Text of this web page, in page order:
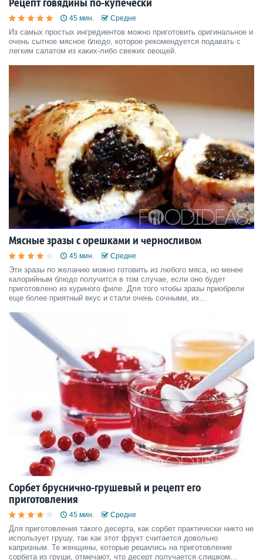
Рецепт говядины по-купечески
45 мин. Средне
Из самых простых ингредиентов можно приготовить оригинальное и
очень сытное мясное блюдо, которое рекомендуется подавать с
легким салатом из каких-либо свежих овощей.
Мясные зразы с орешками и черносливом
45 мин. Средне
Эти зразы по желанию можно готовить из любого мяса, но менее
калорийным блюдо получится в том случае, если оно будет
приготовлено из куриного филе. Для того чтобы зразы приобрели
еще более приятный вкус и стали очень сочными, их
Сорбет бруснично-грушевый и рецепт его
приготовления
45 мин. Средне
Для приготовления такого десерта, как сорбет практически никто не
использует грушу, так как этот фрукт считается довольно
капризным. Те женщины, которые решились на приготовление
сорбета из груши, отмечают, что десерт получается слишком